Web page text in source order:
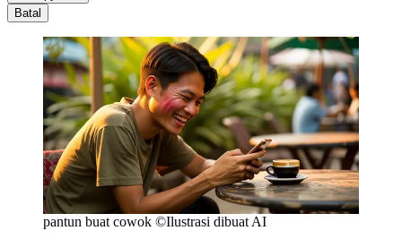
Batal
pantun buat cowok ©Ilustrasi dibuat AI